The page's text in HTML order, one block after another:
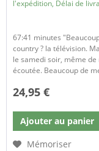
l'expédition, Délai de
67:41 minutes
country ? la télévision.
le samedi soir, même
écoutée. Beaucoup de
24,95 €
Ajouter au panier
Mémoriser